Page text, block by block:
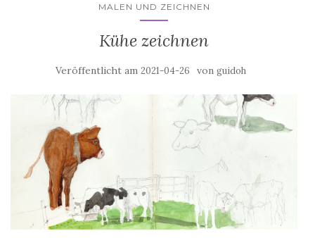
MALEN UND ZEICHNEN
Kühe zeichnen
Veröffentlicht am 2021-04-26 von guidoh